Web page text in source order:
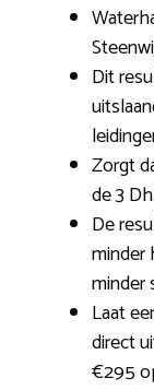
Dit
Zorgt
de 3 Dh.
De
minder
minder
Laat
direct
€295